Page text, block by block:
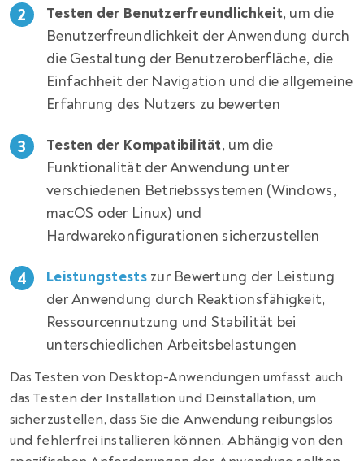
Testen der Benutzerfreundlichkeit, um die
Benutzerfreundlichkeit der Anwendung durch
die Gestaltung der Benutzeroberfläche, die
Einfachheit der Navigation und die allgemeine
Erfahrung des Nutzers zu bewerten
Testen der Kompatibilität, um die
Funktionalität der Anwendung unter
verschiedenen Betriebssystemen (Windows,
macOS oder Linux) und
Hardwarekonfigurationen sicherzustellen
Leistungstestszur Bewertung der Leistung
der Anwendung durch Reaktionsfähigkeit,
Ressourcennutzung und Stabilität bei
unterschiedlichen Arbeitsbelastungen
Das Testen von Desktop-Anwendungen umfasst auch
das Testen der Installation und Deinstallation, um
sicherzustellen, dass Sie die Anwendung reibungslos
und fehlerfrei installieren können. Abhängig von den